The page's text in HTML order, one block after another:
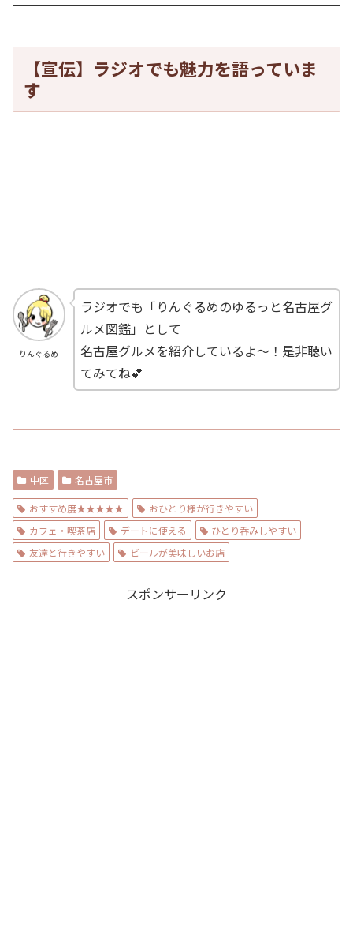
【宣伝】ラジオでも魅力を語っていま
す
りんぐるめ
ラジオでも「りんぐるめのゆるっと名古屋グ
ルメ図鑑」として
名古屋グルメを紹介しているよ～！是非聴い
てみてね💕
中区 名古屋市
おすすめ度★★★★★
おひとり様が行きやすい
カフェ・喫茶店
デートに使える
ひとり呑みしやすい
友達と行きやすい
ビールが美味しいお店
スポンサーリンク